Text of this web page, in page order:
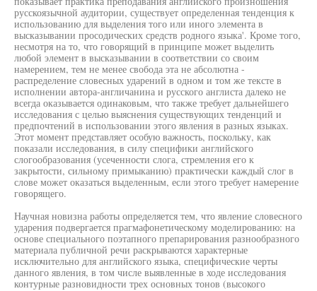
русскоязычной аудитории, существует определенная тенденция к
использованию для выделения того или иного элемента в
высказывании просодических средств родного языка'. Кроме того,
несмотря на то, что говорящий в принципе может выделить
любой элемент в высказывании в соответствии со своим
намерением, тем не менее свобода эта не абсолютна -
распределение словесных ударений в одном и том же тексте в
исполнении автора-англичанина и русского англиста далеко не
всегда оказывается одинаковым, что также требует дальнейшего
исследования с целью выяснения существующих тенденций и
предпочтений в использовании этого явления в разных языках.
Этот момент представляет особую важность, поскольку, как
показали исследования, в силу специфики английского
слогообразования (усеченности слога, стремления его к
закрытости, сильному примыканию) практически каждый слог в
слове может оказаться выделенным, если этого требует намерение
говорящего.
Научная новизна работы определяется тем, что явление словесного
ударения подвергается прагмафонетическому моделированию: на
основе специального поэтапного препарирования разнообразного
материала публичной речи раскрываются характерные
исключительно для английского языка, специфические черты
данного явления, в том числе выявленные в ходе исследования
контурные разновидности трех основных тонов (высокого